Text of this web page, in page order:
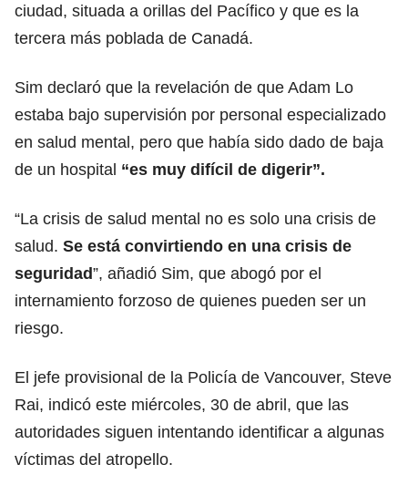
ciudad, situada a orillas del Pacífico y que es la
tercera más poblada de Canadá.
Sim declaró que la revelación de que Adam Lo
estaba bajo supervisión por personal especializado
en salud mental, pero que había sido dado de baja
de un hospital “es muy difícil de digerir”.
“La crisis de salud mental no es solo una crisis de
salud. Se está convirtiendo en una crisis de
seguridad”, añadió Sim, que abogó por el
internamiento forzoso de quienes pueden ser un
riesgo.
El jefe provisional de la Policía de Vancouver, Steve
Rai, indicó este miércoles, 30 de abril, que las
autoridades siguen intentando identificar a algunas
víctimas del atropello.